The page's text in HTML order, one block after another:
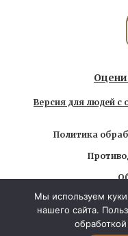
Версия для людей
Политика
Использование
материалов без
© 2026
Мы используем
нашего сайта.